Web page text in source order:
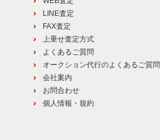
LINE査定
FAX査定
上乗せ査定方式
よくあるご質問
オークション代行のよくあるご質問
会社案内
お問合わせ
個人情報・規約